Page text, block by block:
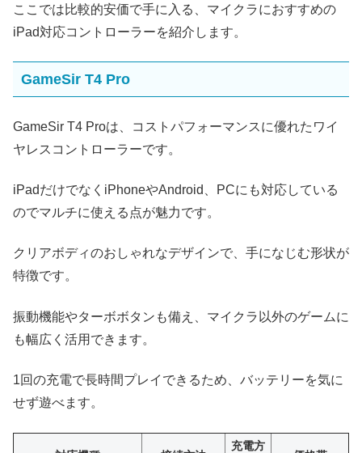
ここでは比較的安価で手に入る、マイクラにおすすめの
iPad対応コントローラーを紹介します。
GameSir T4 Pro
GameSir T4 Proは、コストパフォーマンスに優れたワイ
ヤレスコントローラーです。
iPadだけでなくiPhoneやAndroid、PCにも対応している
のでマルチに使える点が魅力です。
クリアボディのおしゃれなデザインで、手になじむ形状が
特徴です。
振動機能やターボボタンも備え、マイクラ以外のゲームに
も幅広く活用できます。
1回の充電で長時間プレイできるため、バッテリーを気に
せず遊べます。
充電方